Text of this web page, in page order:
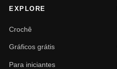
EXPLORE
Crochê
Gráficos grátis
Para iniciantes